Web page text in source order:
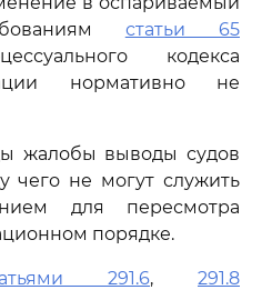
статьи 65
кодекса
нормативно не
жалобы выводы судов
чего не могут служить
для пересмотра
порядке.
291.6, 291.8